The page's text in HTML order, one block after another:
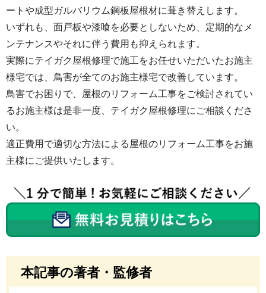
ートや成型ガルバリウム鋼板屋根材に葺き替えします。
いずれも、面戸板や漆喰を必要としないため、定期的なメ
ンテナンスやそれに伴う費用も抑えられます。
実際にテイガク屋根修理で施工をお任せいただいたお施主
様宅では、鳥害が全てのお施主様宅で改善しています。
鳥害でお困りで、屋根のリフォーム工事をご検討されてい
るお施主様は是非一度、テイガク屋根修理にご相談くださ
い。
適正費用で適切な方法による屋根のリフォーム工事をお施
主様にご提供いたします。
本記事の著者・監修者